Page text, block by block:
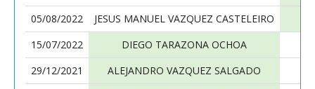
05/08/2022
JESUS MANUEL VAZQUEZ CASTELEIRO
15/07/2022
DIEGO TARAZONA OCHOA
29/12/2021
ALEJANDRO VAZQUEZ SALGADO